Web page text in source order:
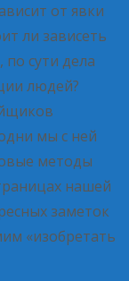
от явки
ли зависеть
сути дела
людей?
мы с ней
методы
нашей
заметок
«изобретать